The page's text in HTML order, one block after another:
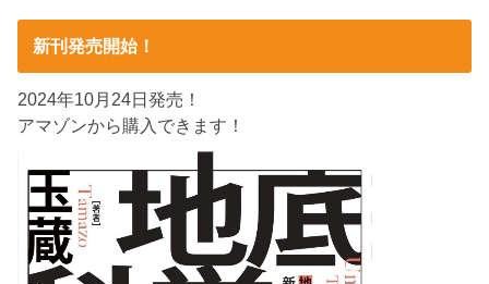
新刊発売開始！
2024年10月24日発売！
アマゾンから購入できます！